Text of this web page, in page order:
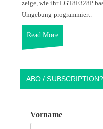
zeige, wie ihr LGT8F328P
Umgebung programmiert.
Read More
ABO / SUBSCRIPTION?
Vorname